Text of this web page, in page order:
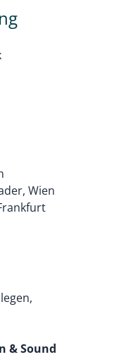
Wien
& Sound